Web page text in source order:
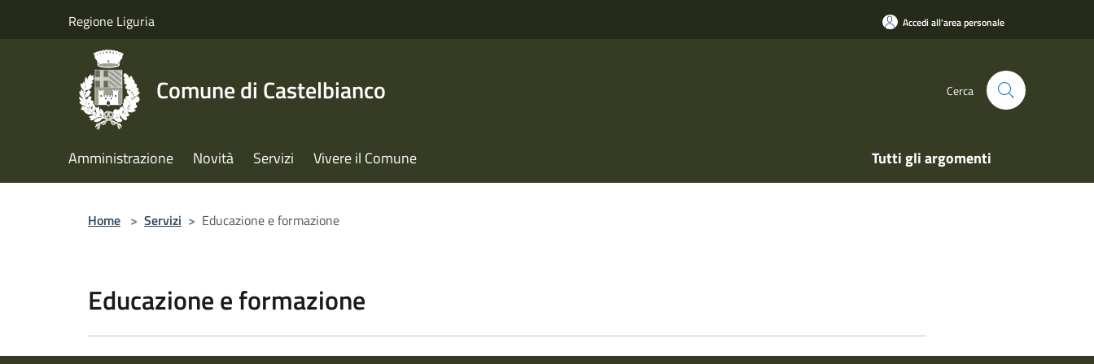
Regione Liguria Accedi all'area personale
Comune di Castelbianco Cerca
Amministrazione Novità Servizi Vivere il Comune Tutti gli argomenti
Home > Servizi > Educazione e formazione
Educazione e formazione